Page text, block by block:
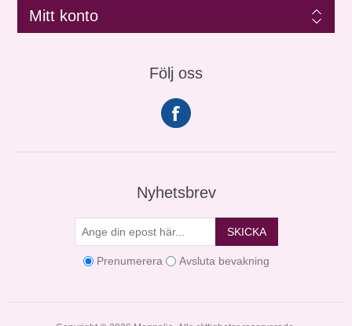
Mitt konto
Följ oss
Nyhetsbrev
SKICKA
Prenumerera Avsluta bevakning